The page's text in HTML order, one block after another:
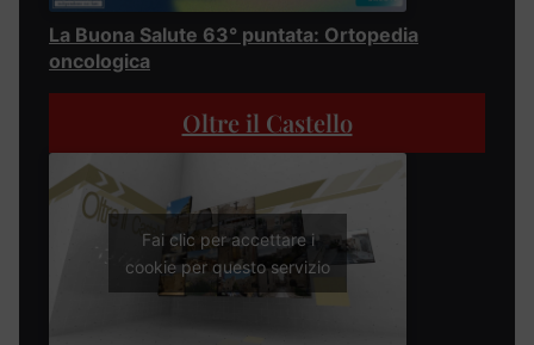
La Buona Salute 63° puntata: Ortopedia
oncologica
Oltre il Castello
Fai clic per accettare i
cookie per questo servizio